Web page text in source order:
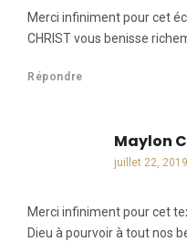
Merci infiniment pour cet
CHRIST vous benisse
Répondre
Maylon
juillet 22,
Merci infiniment pour cet
Dieu à pourvoir à tout nos